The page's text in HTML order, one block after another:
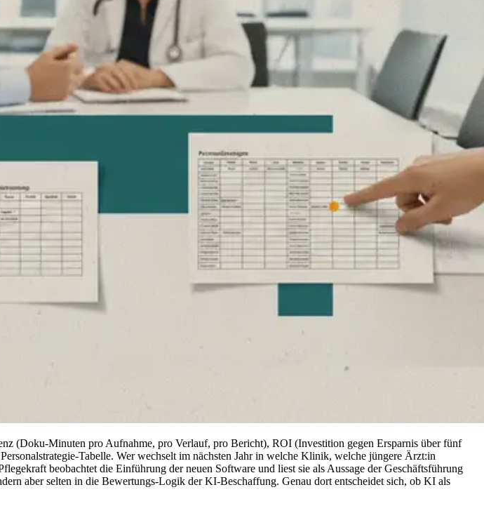
(Doku-Minuten pro Aufnahme, pro Verlauf, pro Bericht), ROI (Investition gegen Ersparnis über fünf
Tabelle. Wer wechselt im nächsten Jahr in welche Klinik, welche jüngere Ärzt:in
beobachtet die Einführung der neuen Software und liest sie als Aussage der Geschäftsführung
aber selten in die Bewertungs-Logik der KI-Beschaffung. Genau dort entscheidet sich, ob KI als